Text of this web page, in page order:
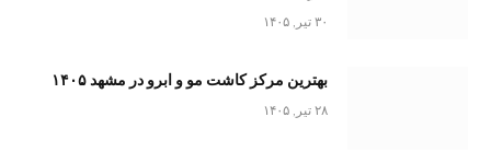
۳۰ تیر, ۱۴۰۵
بهترین مرکز کاشت مو و ابرو در مشهد ۱۴۰۵
۲۸ تیر, ۱۴۰۵